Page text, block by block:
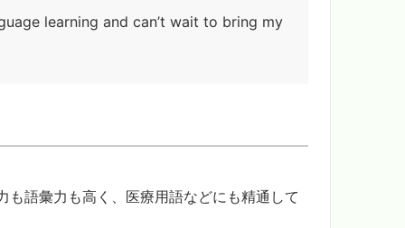
learning and can’t wait to bring my
語彙力も高く、医療用語などにも精通して